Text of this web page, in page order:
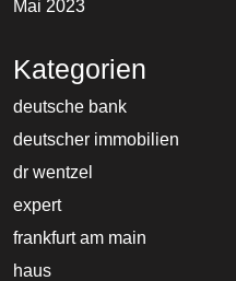
Mai 2023
Kategorien
deutsche bank
deutscher immobilien
dr wentzel
expert
frankfurt am main
haus